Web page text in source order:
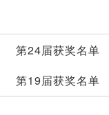
第24届获奖名单
第19届获奖名单